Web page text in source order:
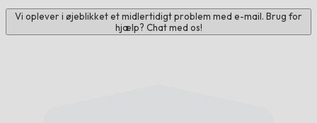
Vi oplever i øjeblikket et midlertidigt problem med e-mail. Brug for
hjælp? Chat med os!